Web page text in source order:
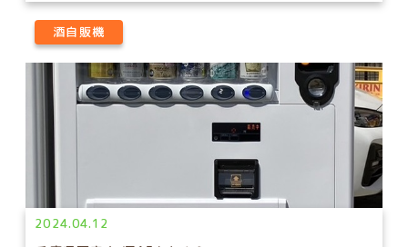
酒自販機
2024.04.12